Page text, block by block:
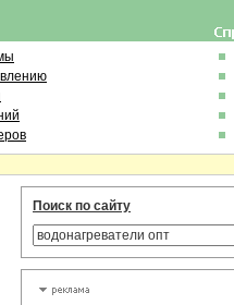
Поиск по сайту